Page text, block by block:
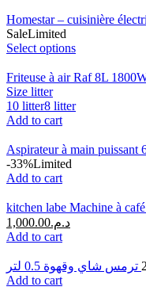
Homestar – cuisinière
SaleLimited
Select options
Friteuse à air Raf 8L
Size litter
10 litter8 litter
Add to cart
Aspirateur à main puissant
-33%Limited
Add to cart
kitchen labe Machine à
د.م.1,000.00
Add to cart
Add to cart